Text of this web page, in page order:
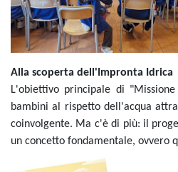
Alla scoperta dell'Impronta Idrica
L'obiettivo principale di
bambini al rispetto dell'acqua
coinvolgente. Ma c'è di più: il
un concetto fondamentale, ovvero